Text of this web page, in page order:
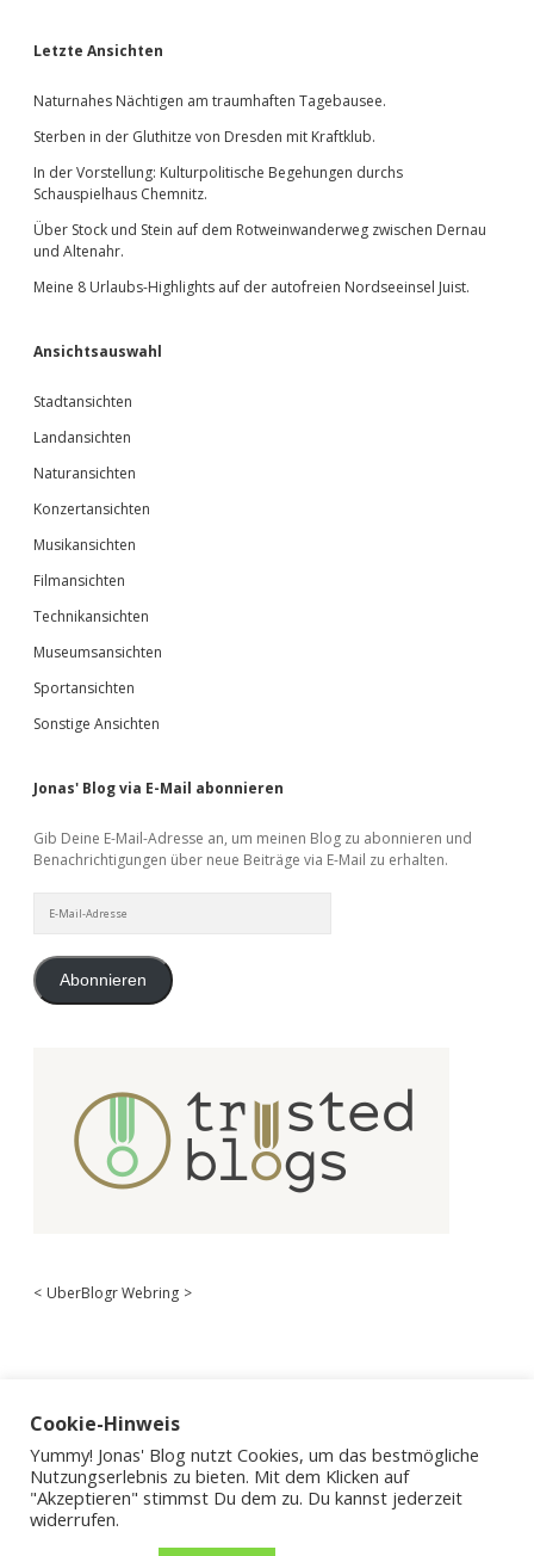
Sidebar
Letzte Ansichten
Naturnahes Nächtigen am traumhaften Tagebausee.
Sterben in der Gluthitze von Dresden mit Kraftklub.
In der Vorstellung: Kulturpolitische Begehungen durchs
Schauspielhaus Chemnitz.
Über Stock und Stein auf dem Rotweinwanderweg zwischen Dernau
und Altenahr.
Meine 8 Urlaubs-Highlights auf der autofreien Nordseeinsel Juist.
Ansichtsauswahl
Stadtansichten
Landansichten
Naturansichten
Konzertansichten
Musikansichten
Filmansichten
Technikansichten
Museumsansichten
Sportansichten
Sonstige Ansichten
Jonas' Blog via E-Mail abonnieren
Gib Deine E-Mail-Adresse an, um meinen Blog zu abonnieren und
Benachrichtigungen über neue Beiträge via E-Mail zu erhalten.
Mail-
Abonnieren
< UberBlogr Webring >
Cookie-Hinweis
Yummy! Jonas' Blog nutzt Cookies, um das bestmögliche
Nutzungserlebnis zu bieten. Mit dem Klicken auf
"Akzeptieren" stimmst Du dem zu. Du kannst jederzeit
widerrufen.